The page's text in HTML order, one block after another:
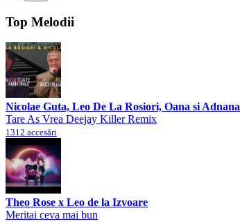
Top Melodii
Nicolae Guta, Leo De La Rosiori, Oana si Adnana
Tare As Vrea Deejay Killer Remix
1312 accesări
Theo Rose x Leo de la Izvoare
Meritai ceva mai bun